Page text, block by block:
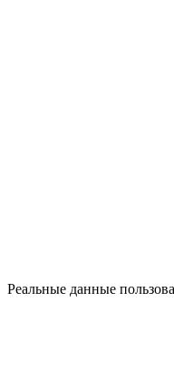
Реальные данные